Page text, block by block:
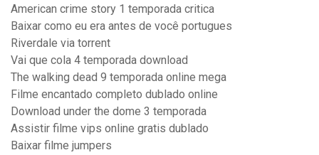
American crime story 1 temporada critica
Baixar como eu era antes de você portugues
Riverdale via torrent
Vai que cola 4 temporada download
The walking dead 9 temporada online mega
Filme encantado completo dublado online
Download under the dome 3 temporada
Assistir filme vips online gratis dublado
Baixar filme jumpers